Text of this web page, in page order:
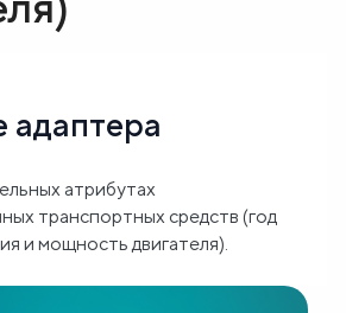
адаптера
атрибутах
транспортных средств (год
и мощность двигателя).